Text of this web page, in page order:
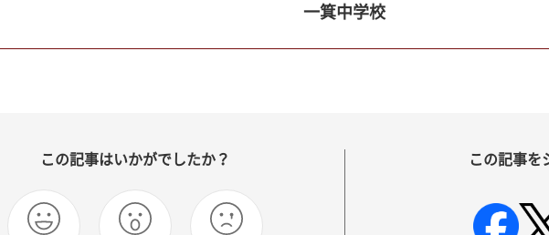
一箕中学校
この記事はいかがでしたか？ この記事を